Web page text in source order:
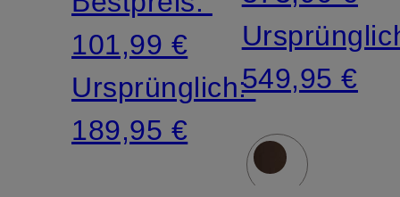
101,99 €
Ursprünglich:
189,95 €
549,95 €